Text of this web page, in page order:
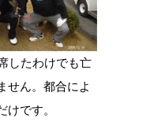
したわけでも亡
せん。都合によ
です。